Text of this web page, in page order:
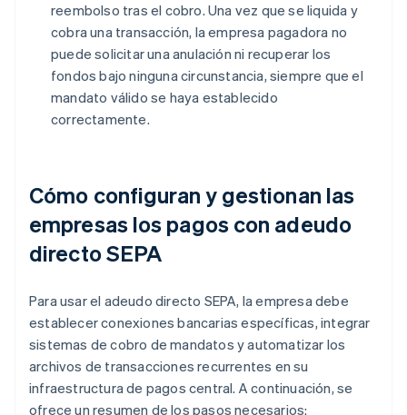
reembolso tras el cobro. Una vez que se liquida y
cobra una transacción, la empresa pagadora no
puede solicitar una anulación ni recuperar los
fondos bajo ninguna circunstancia, siempre que el
mandato válido se haya establecido
correctamente.
Cómo configuran y gestionan las
empresas los pagos con adeudo
directo SEPA
Para usar el adeudo directo SEPA, la empresa debe
establecer conexiones bancarias específicas, integrar
sistemas de cobro de mandatos y automatizar los
archivos de transacciones recurrentes en su
infraestructura de pagos central. A continuación, se
ofrece un resumen de los pasos necesarios: